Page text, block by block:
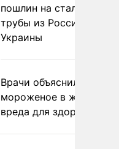
пошлин на стальные
трубы из России и с
Украины
Врачи объяснили, как
мороженое в жару без
вреда для здоровья